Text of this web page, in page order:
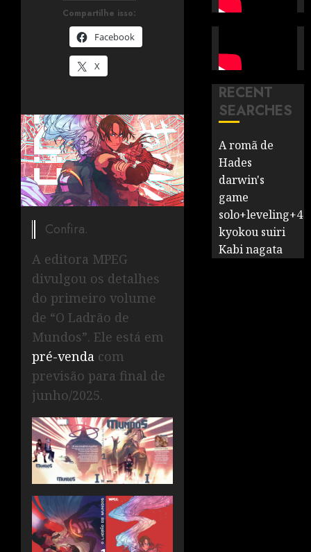
Compartilhe isso:
Facebook
X
Confira.
A editora MPEG
divulgou os detalhes
do primeiro volume
de “O Ladrão de
Mundos”. Ele está em
pré-venda com
previsão para final de
junho/2025.
RECENT
SEARCHES
A romã de
Hades
darwin's
game
solo+leveling+4
kyokou suiri
Kabi nagata